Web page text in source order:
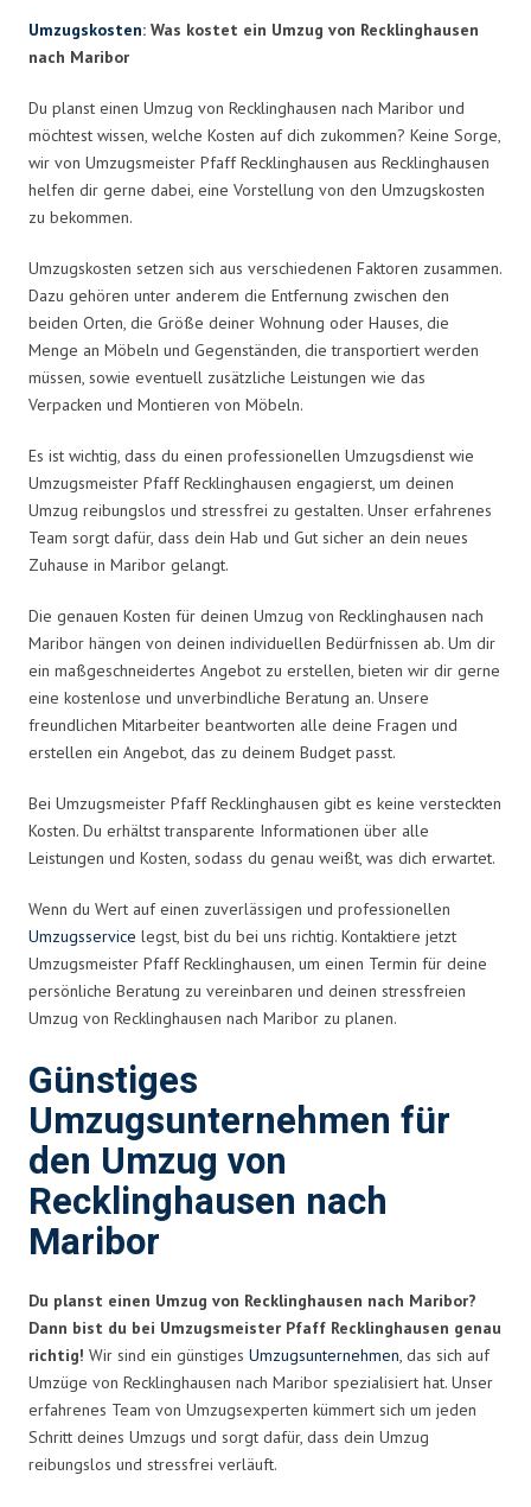
Umzugskosten: Was kostet ein Umzug von Recklinghausen
nach Maribor
Du planst einen Umzug von Recklinghausen nach Maribor und
möchtest wissen, welche Kosten auf dich zukommen? Keine Sorge,
wir von Umzugsmeister Pfaff Recklinghausen aus Recklinghausen
helfen dir gerne dabei, eine Vorstellung von den Umzugskosten
zu bekommen.
Umzugskosten setzen sich aus verschiedenen Faktoren zusammen.
Dazu gehören unter anderem die Entfernung zwischen den
beiden Orten, die Größe deiner Wohnung oder Hauses, die
Menge an Möbeln und Gegenständen, die transportiert werden
müssen, sowie eventuell zusätzliche Leistungen wie das
Verpacken und Montieren von Möbeln.
Es ist wichtig, dass du einen professionellen Umzugsdienst wie
Umzugsmeister Pfaff Recklinghausen engagierst, um deinen
Umzug reibungslos und stressfrei zu gestalten. Unser erfahrenes
Team sorgt dafür, dass dein Hab und Gut sicher an dein neues
Zuhause in Maribor gelangt.
Die genauen Kosten für deinen Umzug von Recklinghausen nach
Maribor hängen von deinen individuellen Bedürfnissen ab. Um dir
ein maßgeschneidertes Angebot zu erstellen, bieten wir dir gerne
eine kostenlose und unverbindliche Beratung an. Unsere
freundlichen Mitarbeiter beantworten alle deine Fragen und
erstellen ein Angebot, das zu deinem Budget passt.
Bei Umzugsmeister Pfaff Recklinghausen gibt es keine versteckten
Kosten. Du erhältst transparente Informationen über alle
Leistungen und Kosten, sodass du genau weißt, was dich erwartet.
Wenn du Wert auf einen zuverlässigen und professionellen
Umzugsservice legst, bist du bei uns richtig. Kontaktiere jetzt
Umzugsmeister Pfaff Recklinghausen, um einen Termin für deine
persönliche Beratung zu vereinbaren und deinen stressfreien
Umzug von Recklinghausen nach Maribor zu planen.
Günstiges
Umzugsunternehmen für
den Umzug von
Recklinghausen nach
Maribor
Du planst einen Umzug von Recklinghausen nach Maribor?
Dann bist du bei Umzugsmeister Pfaff Recklinghausen genau
richtig! Wir sind ein günstiges Umzugsunternehmen, das sich auf
Umzüge von Recklinghausen nach Maribor spezialisiert hat. Unser
erfahrenes Team von Umzugsexperten kümmert sich um jeden
Schritt deines Umzugs und sorgt dafür, dass dein Umzug
reibungslos und stressfrei verläuft.